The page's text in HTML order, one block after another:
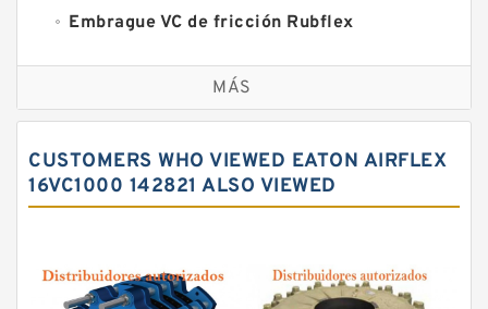
Embrague VC de fricción Rubflex
Embragues y frenos VC
MÁS
CUSTOMERS WHO VIEWED EATON AIRFLEX
16VC1000 142821 ALSO VIEWED